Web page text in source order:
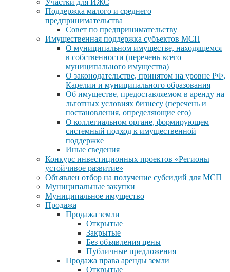
Поддержка малого и среднего
предпринимательства
Совет по предпринимательству
Имущественная поддержка субъектов МСП
О муниципальном имуществе, находящемся
в собственности (перечень всего
муниципального имущества)
О законодательстве, принятом на уровне РФ,
Карелии и муниципального образования
Об имуществе, предоставляемом в аренду на
льготных условиях бизнесу (перечень и
постановления, определяющие его)
О коллегиальном органе, формирующем
системный подход к имущественной
поддержке
Иные сведения
Конкурс инвестиционных проектов «Регионы
устойчивое развитие»
Объявлен отбор на получение субсидий для МСП
Муниципальные закупки
Муниципальное имущество
Продажа
Продажа земли
Открытые
Закрытые
Без объявления цены
Публичные предложения
Продажа права аренды земли
Открытые